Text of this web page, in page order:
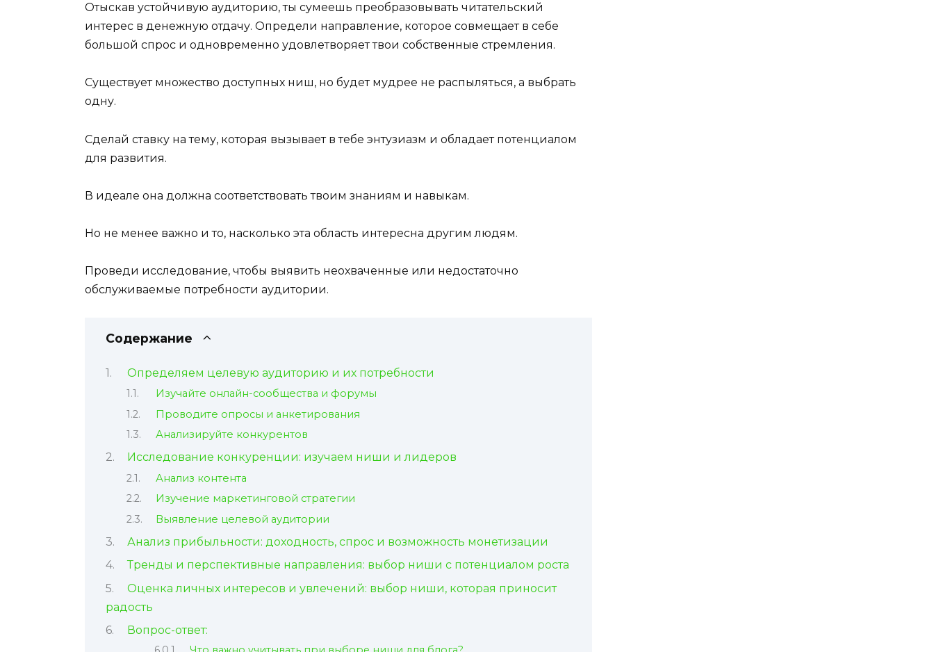
Отыскав устойчивую аудиторию, ты сумеешь преобразовывать читательский
интерес в денежную отдачу. Определи направление, которое совмещает в себе
большой спрос и одновременно удовлетворяет твои собственные стремления.
Существует множество доступных ниш, но будет мудрее не распыляться, а выбрать
одну.
Сделай ставку на тему, которая вызывает в тебе энтузиазм и обладает потенциалом
для развития.
В идеале она должна соответствовать твоим знаниям и навыкам.
Но не менее важно и то, насколько эта область интересна другим людям.
Проведи исследование, чтобы выявить неохваченные или недостаточно
обслуживаемые потребности аудитории.
Содержание
Определяем целевую аудиторию и их потребности
Изучайте онлайн-сообщества и форумы
Проводите опросы и анкетирования
Анализируйте конкурентов
Исследование конкуренции: изучаем ниши и лидеров
Анализ контента
Изучение маркетинговой стратегии
Выявление целевой аудитории
Анализ прибыльности: доходность, спрос и возможность монетизации
Тренды и перспективные направления: выбор ниши с потенциалом роста
Оценка личных интересов и увлечений: выбор ниши, которая приносит
радость
Вопрос-ответ: